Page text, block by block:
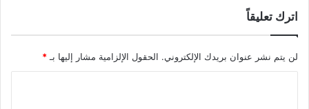
اترك تعليقاً
لن يتم نشر عنوان بريدك الإلكتروني. الحقول الإلزامية مشار إليها بـ *